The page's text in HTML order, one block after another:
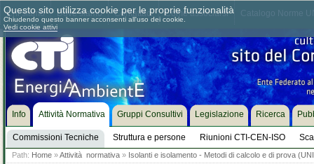
Chi siamo Dove siamo Contattaci Come associarsi
Info Attività Normativa
Commissioni Tecniche Struttura e persone Riunioni CTI-CEN-ISO
Gruppi Consultivi Legislazione Ricerca
Path: Home »Attività normativa » Isolanti e isolamento - Metodi di calcolo e di prova
Questo sito utilizza cookie per le proprie funzionalità
Chiudendo questo banner acconsenti all'uso dei cookie.
Vedi cookie attivi